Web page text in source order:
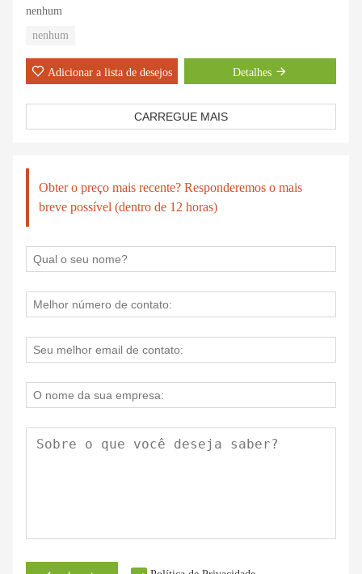
nenhum
nenhum
Adicionar a lista de desejos Detalhes
CARREGUE MAIS
Obter o preço mais recente? Responderemos o mais
breve possível (dentro de 12 horas)